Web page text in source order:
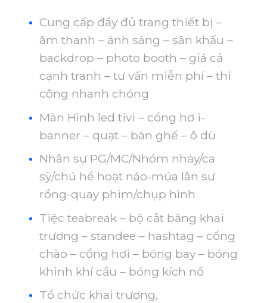
Cung cấp đầy đủ trang thiết bị –
âm thanh – ánh sáng – sân khấu –
backdrop – photo booth – giá cả
cạnh tranh – tư vấn miễn phí – thi
công nhanh chóng
Màn Hình led tivi – cổng hơ i-
banner – quạt – bàn ghế – ô dù
Nhân sự PG/MC/Nhóm nhảy/ca
sỹ/chú hề hoạt náo-múa lân sư
rồng-quay phim/chụp hình
Tiệc teabreak – bộ cắt băng khai
trương – standee – hashtag – cổng
chào – cổng hơi – bóng bay – bóng
khinh khí cầu – bóng kích nổ
Tổ chức khai trương,